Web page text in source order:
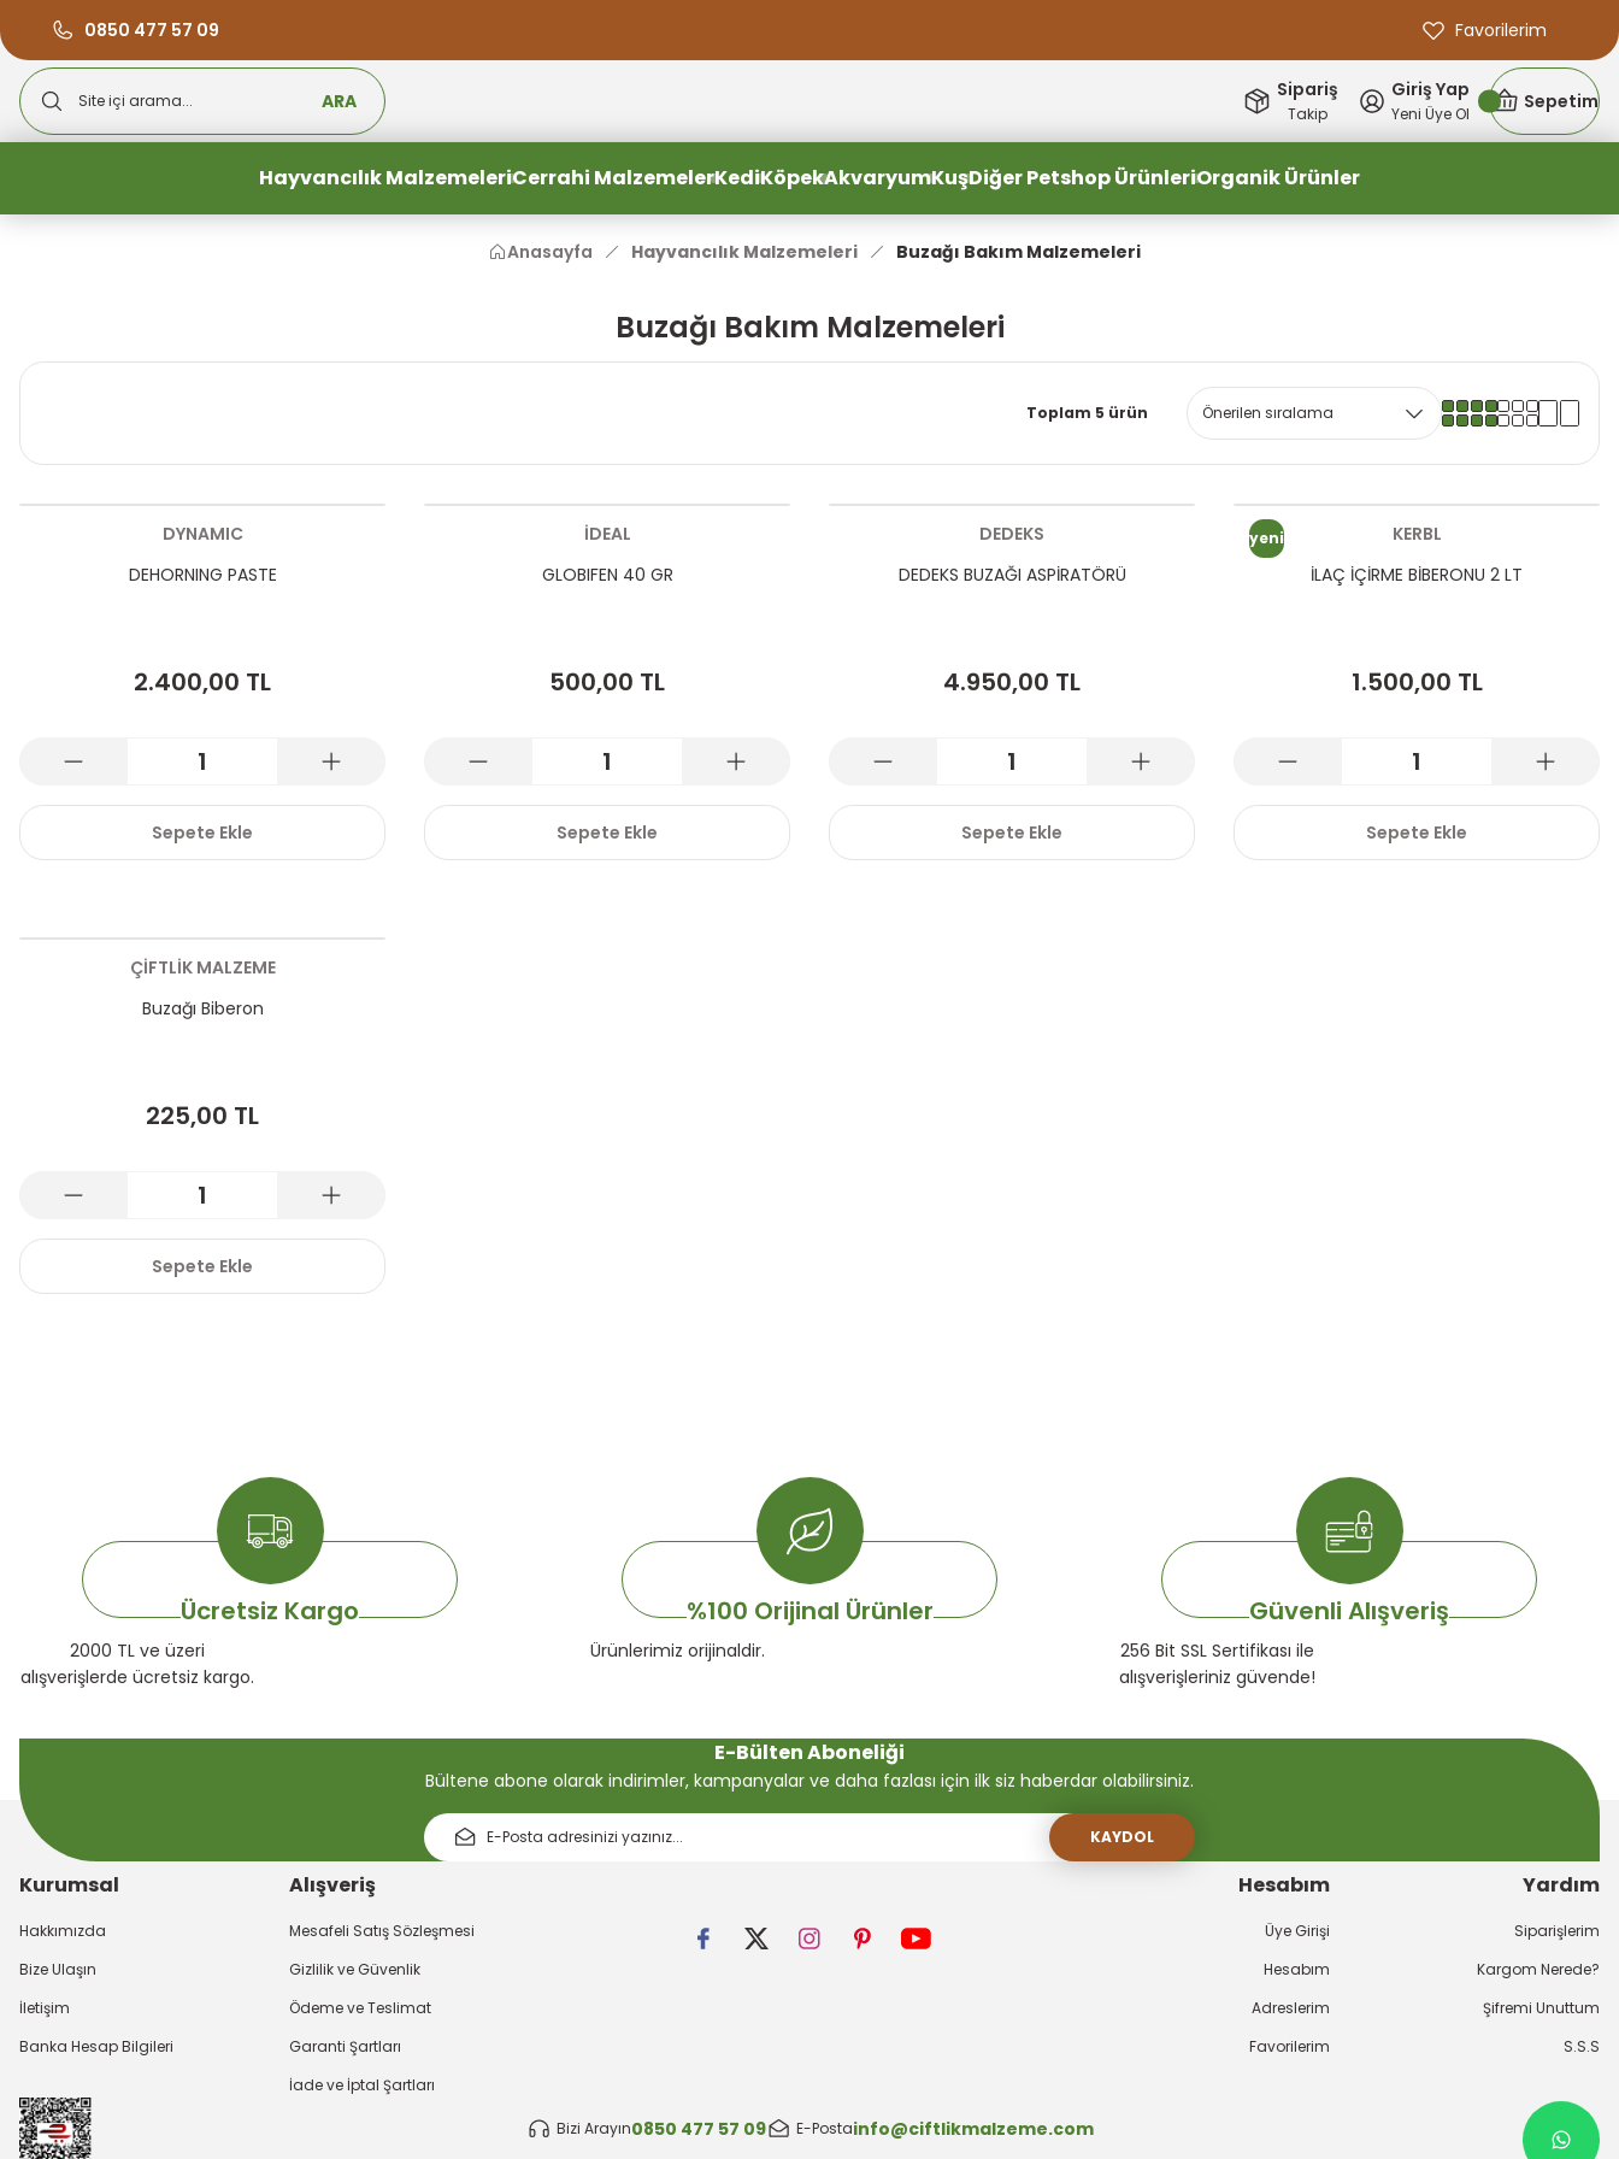
0850 477 57 09
2000 TL ve Üzeri Alışverişlerde Ücretsiz Kargo #3
Favorilerim
ARA Sipariş
Takip
Giriş Yap
Yeni Üye Ol
Sepetim
Hayvancılık MalzemeleriCerrahi MalzemelerKediKöpekAkvaryumKuşDiğer Petshop ÜrünleriOrganik Ürünler
Anasayfa Hayvancılık Malzemeleri Buzağı Bakım Malzemeleri
Buzağı Bakım Malzemeleri
Toplam 5 ürün
DYNAMIC
DEHORNING PASTE
2.400,00 TL
Sepete Ekle
İDEAL
GLOBIFEN 40 GR
500,00 TL
Sepete Ekle
DEDEKS
DEDEKS BUZAĞI ASPİRATÖRÜ
4.950,00 TL
Sepete Ekle
yeni
KERBL
İLAÇ İÇİRME BİBERONU 2 LT
1.500,00 TL
Sepete Ekle
ÇİFTLİK MALZEME
Buzağı Biberon
225,00 TL
Sepete Ekle
Ücretsiz Kargo
2000 TL ve üzeri
alışverişlerde ücretsiz kargo.
%100 Orijinal Ürünler
Ürünlerimiz orijinaldir.
Güvenli Alışveriş
256 Bit SSL Sertifikası ile
alışverişleriniz güvende!
E-Bülten Aboneliği
Bültene abone olarak indirimler, kampanyalar ve daha fazlası için ilk siz haberdar olabilirsiniz.
KAYDOL
Kurumsal
Hakkımızda
Bize Ulaşın
İletişim
Banka Hesap Bilgileri
Alışveriş
Mesafeli Satış Sözleşmesi
Gizlilik ve Güvenlik
Ödeme ve Teslimat
Garanti Şartları
İade ve İptal Şartları
Hesabım
Üye Girişi
Hesabım
Adreslerim
Favorilerim
Yardım
Siparişlerim
Kargom Nerede?
Şifremi Unuttum
S.S.S
Bizi Arayın0850 477 57 09 E-Postainfo@ciftlikmalzeme.com